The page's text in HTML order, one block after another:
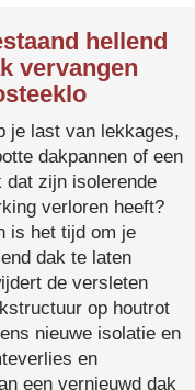
hellend
vervangen
je last van lekkages,
dakpannen of een
dat zijn isolerende
verloren heeft?
is het tijd om je
dak te laten
de versleten
op houtrot
nieuwe isolatie en
en
een vernieuwd dak